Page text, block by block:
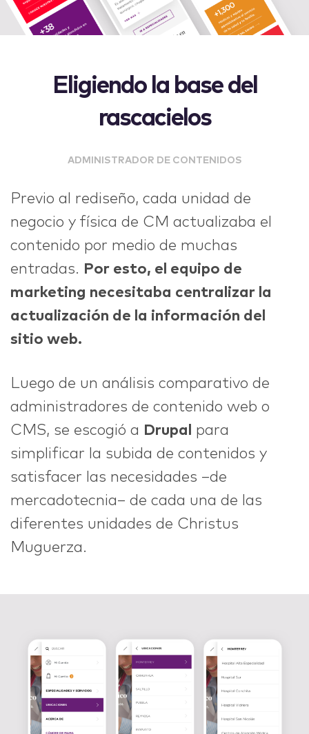
Eligiendo la base del
rascacielos
ADMINISTRADOR DE CONTENIDOS
Previo al rediseño, cada unidad de
negocio y física de CM actualizaba el
contenido por medio de muchas
entradas. Por esto, el equipo de
marketing necesitaba centralizar la
actualización de la información del
sitio web.
Luego de un análisis comparativo de
administradores de contenido web o
CMS, se escogió a Drupal
para
simplificar la subida de contenidos y
satisfacer las necesidades –de
mercadotecnia– de cada una de las
diferentes unidades de Christus
Muguerza.